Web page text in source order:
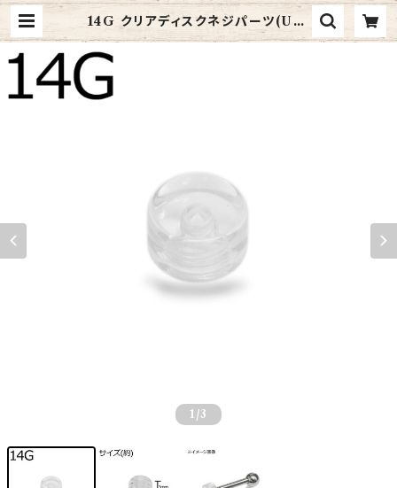
14G クリアディスクネジパーツ(UV-
THDS-14G-CL-BA) | 4ages
1 /3